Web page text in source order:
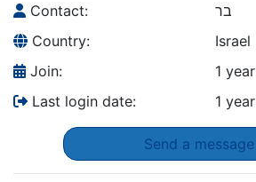
Contact:
בר
Country:
Israel
Join:
1 year
Last login date:
1 year
Send a message